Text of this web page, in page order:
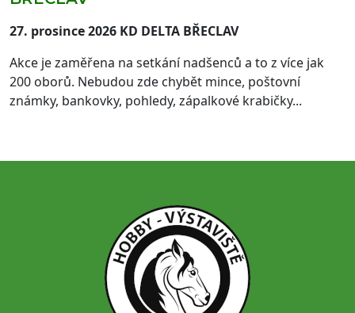
27. prosince 2026 KD DELTA BŘECLAV
Akce je zaměřena na setkání nadšenců a to z více jak
200 oborů. Nebudou zde chybět mince, poštovní
známky, bankovky, pohledy, zápalkové krabičky...